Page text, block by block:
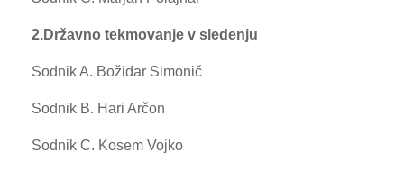
2.Državno tekmovanje v sledenju
Sodnik A. Božidar Simonič
Sodnik B. Hari Arčon
Sodnik C. Kosem Vojko